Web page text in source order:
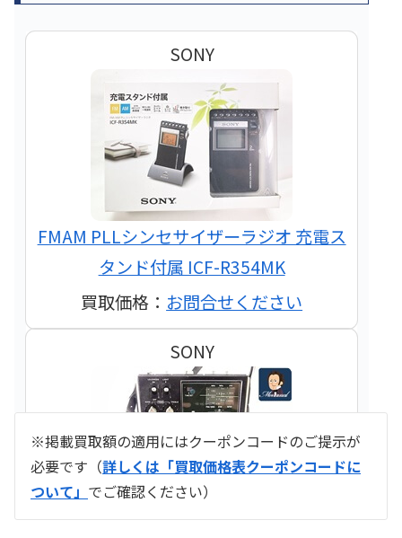
SONY
FMAM PLLシンセサイザーラジオ 充電ス
タンド付属 ICF-R354MK
買取価格： お問合せください
SONY
※掲載買取額の適用にはクーポンコードのご提示が
必要です（詳しくは「買取価格表クーポンコードに
ついて」 でご確認ください）